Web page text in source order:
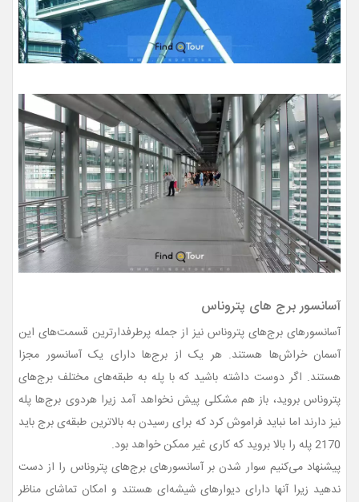
آسانسور برج های پتروناس
آسانسورهای برج‌های پتروناس نیز از جمله پرطرفدارترین قسمت‌های این
آسمان خراش‌ها هستند. هر یک از برج‌ها دارای یک آسانسور مجزا
هستند. اگر دوست داشته باشید که با پله به طبقه‌های مختلف برج‌های
پتروناس بروید، باز هم مشکلی پیش نخواهد آمد زیرا هردوی برج‌ها پله
نیز دارند اما نباید فراموش کرد که برای رسیدن به بالاترین طبقه‌ی برج باید
2170 پله را بالا بروید که کاری غیر ممکن خواهد بود.
پیشنهاد می‌کنیم سوار شدن بر آسانسورهای برج‌های پتروناس را از دست
ندهید زیرا آنها دارای دیوارهای شیشه‌ای هستند و امکان تماشای مناظر